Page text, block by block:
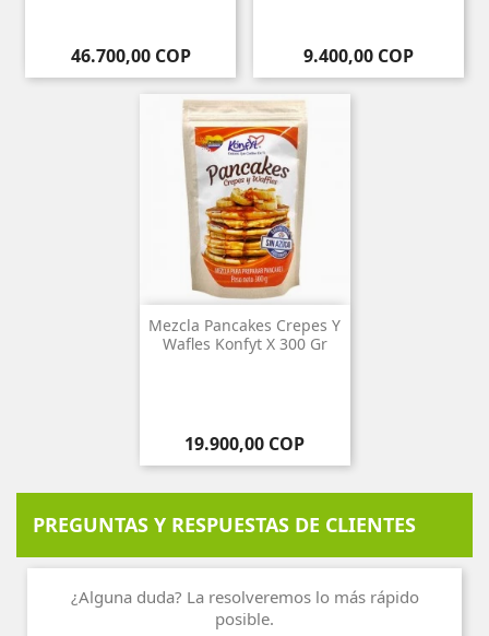
Precio
46.700,00 COP Precio
9.400,00 COP
Mezcla Pancakes Crepes Y
Wafles Konfyt X 300 Gr
Precio
19.900,00 COP
PREGUNTAS Y RESPUESTAS DE CLIENTES
¿Alguna duda? La resolveremos lo más rápido
posible.